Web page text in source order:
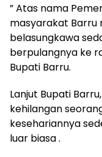
” Atas nama
masyarakat Barru
belasungkawa
berpulangnya ke
Bupati Barru.
Lanjut Bupati
kehilangan
kesehariannya
luar biasa .